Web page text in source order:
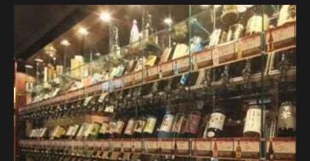
【来店時間】17時00分～21時30分
【予約期限】当日（15時までにご予約ください）
※当日仕入れ状況で内容を変更させていただきます。
※当日連絡なしの人数変更は全額キャンセル代いただきま
す。
※当日連絡ありの人数変更はお料理代いただきます。
※要事前予約飲み放題のお時間は90分、お席のお時間を2時間
とさせていただきます。グラス交換制です。
【予約期限】ご予約不要
※混雑時お席のお時間を2時間とさせていただく場合がござい
ます。
※喫煙目的店のため20歳未満のお客様は入店できません。
※喫煙目的店のため20歳未満のお客様は入店できません。混
雑時お席のお時間を2時間とさせていただく場合がございま
す。